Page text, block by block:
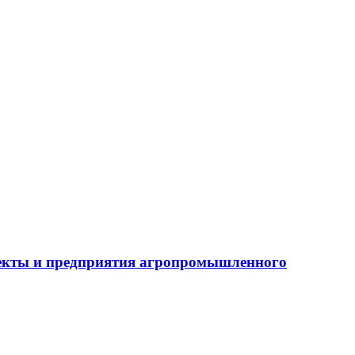
и предприятия агропромышленного